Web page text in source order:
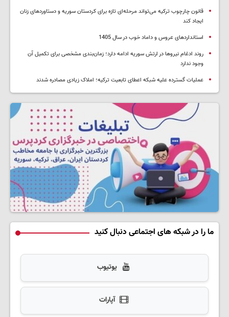
قانون چارچوب ترکیه می‌تواند مرحله‌ای تازه برای کردستان سوریه و دستاوردهای زنان
ایجاد کند
استانداردهای عروس و داماد خوب در سال 1405
روند ادغام نیروها در ارتش سوریه ادامه دارد؛ زمان‌بندی مشخصی برای تکمیل آن
وجود ندارد
عملیات گسترده علیه شبکه اعطای تابعیت ترکیه؛ املاک زیادی مصادره شدند
ما را در شبکه های اجتماعی دنبال کنید
یوتیوب
آپارات